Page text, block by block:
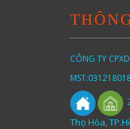
CÔNG TY
Thọ Hòa,